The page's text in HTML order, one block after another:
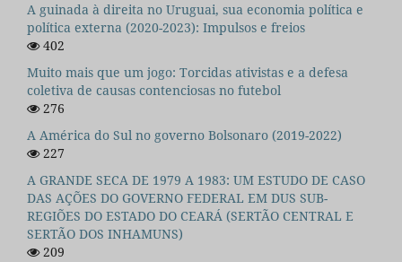
A guinada à direita no Uruguai, sua economia política e
política externa (2020-2023): Impulsos e freios
402
Muito mais que um jogo: Torcidas ativistas e a defesa
coletiva de causas contenciosas no futebol
276
A América do Sul no governo Bolsonaro (2019-2022)
227
A GRANDE SECA DE 1979 A 1983: UM ESTUDO DE CASO
DAS AÇÕES DO GOVERNO FEDERAL EM DUS SUB-
REGIÕES DO ESTADO DO CEARÁ (SERTÃO CENTRAL E
SERTÃO DOS INHAMUNS)
209